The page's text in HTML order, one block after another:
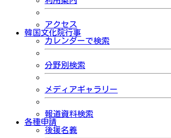
アクセス
韓国文化院行事
カレンダーで検索
分野別検索
メディアギャラリー
報道資料検索
各種申請
後援名義